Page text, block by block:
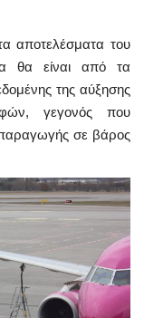
αποτελέσματα του
θα είναι από τα
της αύξησης
γεγονός που
παραγωγής σε βάρος